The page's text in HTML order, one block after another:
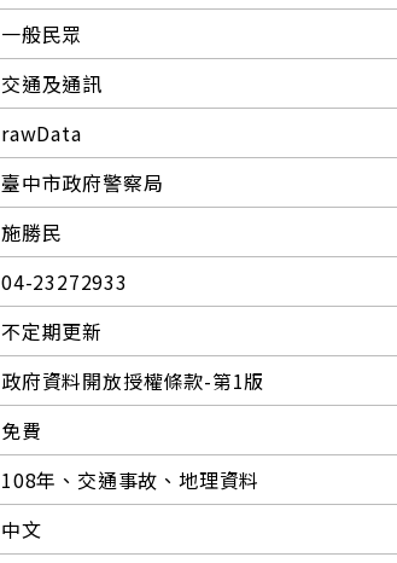
一般民眾
交通及通訊
rawData
臺中市政府警察局
施勝民
04-23272933
不定期更新
政府資料開放授權條款-第1版
免費
108年、交通事故、地理資料
中文